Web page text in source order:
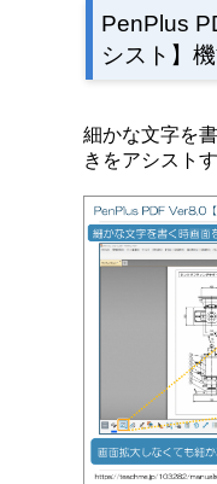
PenPlus
シスト】
細かな文字を
きをアシスト